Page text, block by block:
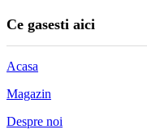
Ce gasesti aici
Acasa
Magazin
Despre noi